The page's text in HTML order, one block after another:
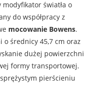
światła o
do współpracy z
mocowanie Bowens.
średnicy 45,7 cm oraz
dużej powierzchni
formy transportowej.
pierścieniu